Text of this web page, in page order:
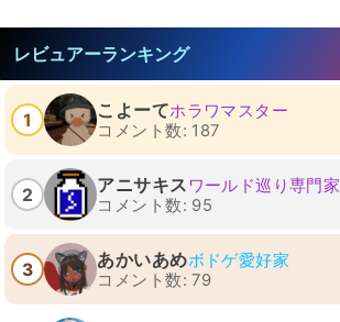
レビュアーランキング
1 こよーてホラワマスター
コメント数: 187
2 アニサキス ワールド巡り専門家
コメント数: 95
3 あかいあめボドゲ愛好家
コメント数: 79